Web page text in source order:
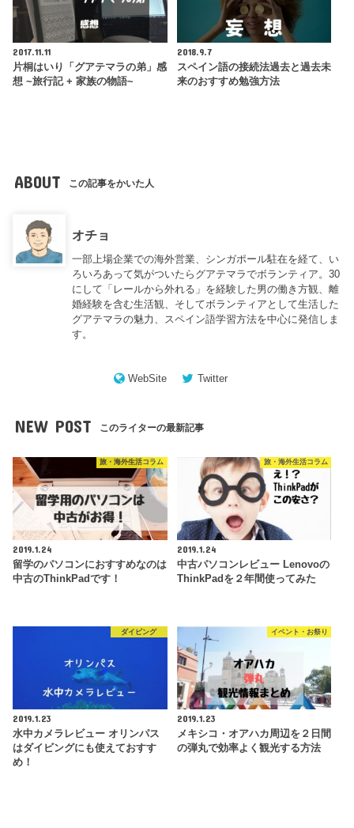
2017.11.11
片桐はいり「グアテマラの弟」感
想 ~旅行記 + 家族の物語~
2018.9.7
スペイン語の接続法過去と過去未
来のおすすめ勉強方法
ABOUT この記事をかいた人
オチョ
一部上場企業での海外営業、シンガポール駐在を経て、い
ろいろあって気がついたらグアテマラでボランティア。30
にして「レールから外れる」を経験した男の働き方観、離
婚経験を含む生活観、そしてボランティアとして生活した
グアテマラの魅力、スペイン語学習方法を中心に発信しま
す。
WebSite Twitter
NEW POST このライターの最新記事
旅・海外生活コラム
2019.1.24
留学のパソコンにおすすめなのは
中古のThinkPadです！
旅・海外生活コラム
2019.1.24
中古パソコンレビュー Lenovoの
ThinkPadを２年間使ってみた
ダイビング
2019.1.23
水中カメラレビュー オリンパス
はダイビングにも使えておすす
め！
イベント・お祭り
2019.1.23
メキシコ・オアハカ周辺を２日間
の弾丸で効率よく観光する方法